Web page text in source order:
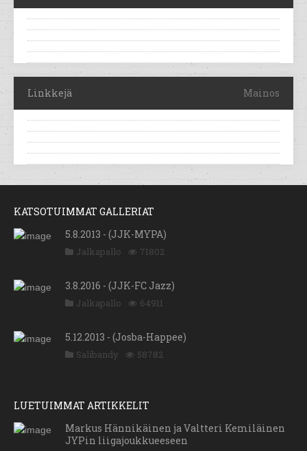
Linkkejä Mainos
KATSOTUIMMAT GALLERIAT
5.8.2013 - (JJK-MYPA)
Jalkapallo 71802
3.8.2016 - (JJK-FC Jazz)
Jalkapallo 64911
5.12.2013 - (Josba-Happee)
Salibandy 58782
LUETUIMMAT ARTIKKELIT
Markus Hännikäinen ja Valtteri Kemiläinen
JYPin liigajoukkueeseen